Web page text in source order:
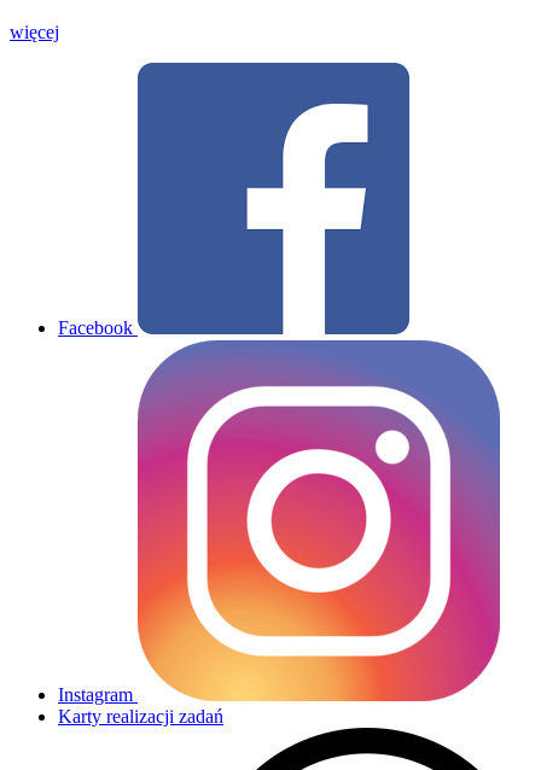
więcej
Facebook
Instagram
Karty realizacji zadań